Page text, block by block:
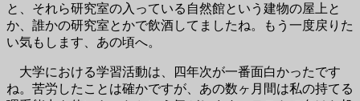
と、それら研究室の入っている自然館という建物の屋上と
か、誰かの研究室とかで飲酒してましたね。もう一度戻りた
い気もします、あの頃へ。
大学における学習活動は、四年次が一番面白かったです
ね。苦労したことは確かですが、あの数ヶ月間は私の持てる